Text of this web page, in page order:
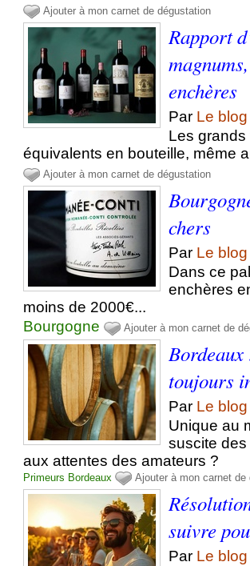
Ajouter à mon carnet de dégustation
Rapport
enchères
Par Le
Les
équivalents en bouteille, même
Ajouter à mon carnet de dégustation
chers
Par Le
Dans ce
enchères
moins de 2000€...
Bourgogne
Ajouter à mon carnet de
toujours
Par Le
Unique au
suscite
aux attentes des amateurs ?
Primeurs Bordeaux Ajouter à mon carnet de
suivre
Par Le